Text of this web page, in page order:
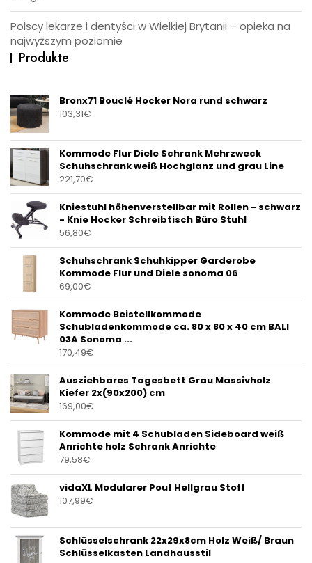
Polscy lekarze i dentyści w Wielkiej Brytanii – opieka na
najwyższym poziomie
Produkte
Bronx71 Bouclé Hocker Nora rund schwarz
103,31€
Kommode Flur Diele Schrank Mehrzweck
Schuhschrank weiß Hochglanz und grau Line
221,70€
Kniestuhl höhenverstellbar mit Rollen - schwarz
- Knie Hocker Schreibtisch Büro Stuhl
56,80€
Schuhschrank Schuhkipper Garderobe
Kommode Flur und Diele sonoma 06
69,00€
Kommode Beistellkommode
Schubladenkommode ca. 80 x 80 x 40 cm BALI
03A Sonoma ...
170,49€
Ausziehbares Tagesbett Grau Massivholz
Kiefer 2x(90x200) cm
169,00€
Kommode mit 4 Schubladen Sideboard weiß
Anrichte holz Schrank Anrichte
79,58€
vidaXL Modularer Pouf Hellgrau Stoff
107,99€
Schlüsselschrank 22x29x8cm Holz Weiß/ Braun
Schlüsselkasten Landhausstil